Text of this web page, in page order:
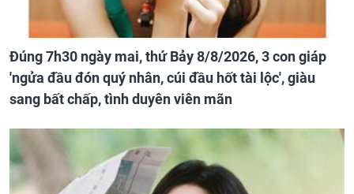
Đúng 7h30 ngày mai, thứ Bảy 8/8/2026, 3 con giáp
'ngửa đầu đón quý nhân, cúi đầu hốt tài lộc', giàu
sang bất chấp, tình duyên viên mãn